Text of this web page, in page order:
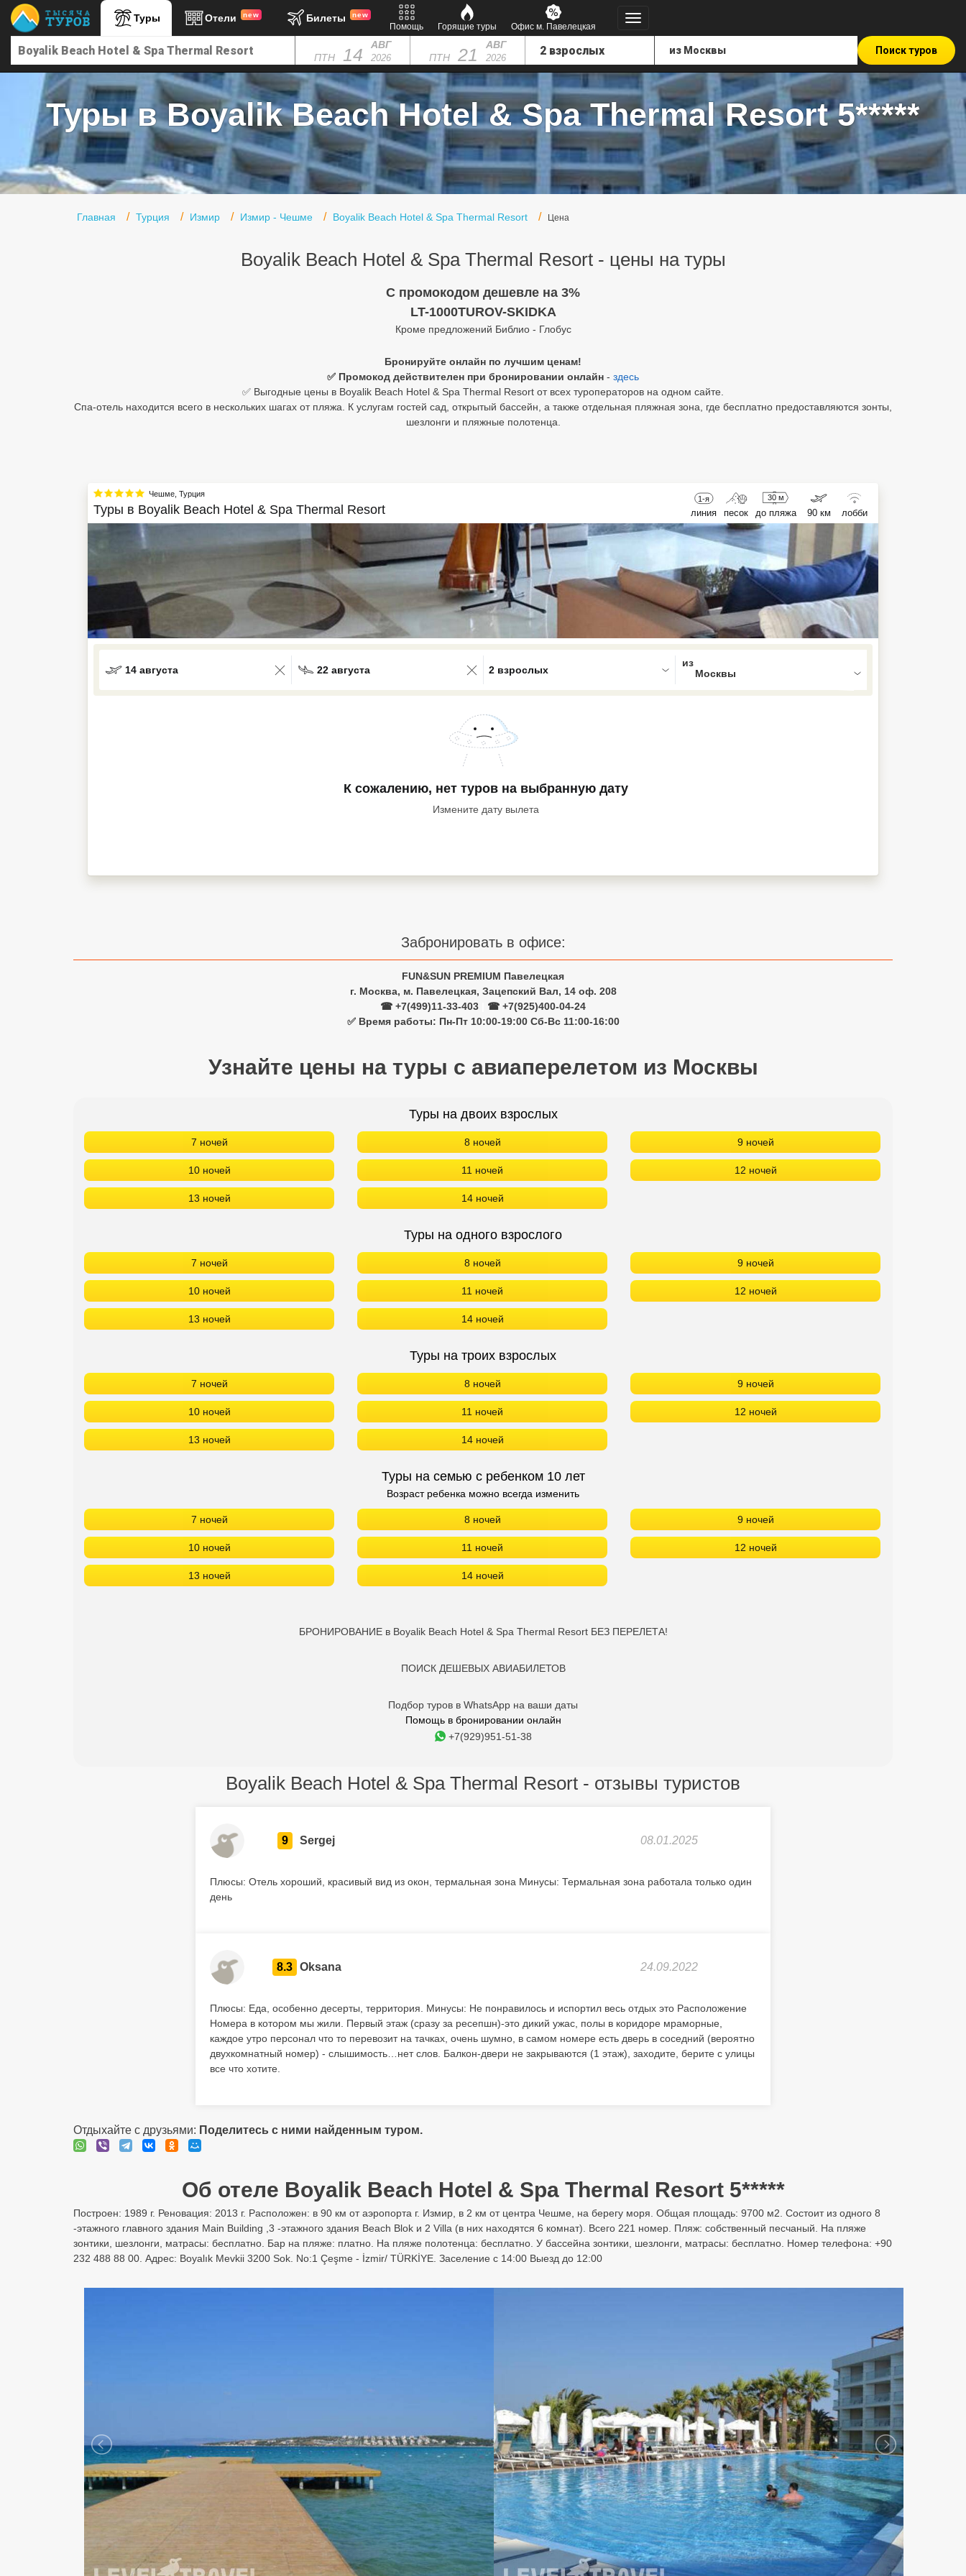
Туры Отели new Билеты new
Помощь Горящие туры Офис м. Павелецкая
ПТН 14 АВГ
2026 ПТН 21 АВГ
2026
Поиск туров
Туры в Boyalik Beach Hotel & Spa Thermal Resort 5*****
Главная Турция Измир Измир - Чешме Boyalik Beach Hotel & Spa Thermal Resort Цена
Boyalik Beach Hotel & Spa Thermal Resort - цены на туры
C промокодом дешевле на 3%
LT-1000TUROV-SKIDKA
Кроме предложений Библио - Глобус
Бронируйте онлайн по лучшим ценам!
✅ Промокод действителен при бронировании онлайн - здесь
✅ Выгодные цены в Boyalik Beach Hotel & Spa Thermal Resort от всех туроператоров на одном сайте.
Спа-отель находится всего в нескольких шагах от пляжа. К услугам гостей сад, открытый бассейн, а также отдельная пляжная зона, где бесплатно предоставляются зонты,
шезлонги и пляжные полотенца.
Чешме, Турция
Туры в Boyalik Beach Hotel & Spa Thermal Resort
1-я
линия песок
30 м
до пляжа 90 км лобби
14 августа 22 августа
0 results available. Select is focused , press Down to open the menu,
2 взрослых
К сожалению, нет туров на выбранную дату
Измените дату вылета
Забронировать в офисе:
FUN&SUN PREMIUM Павелецкая
г. Москва, м. Павелецкая, Зацепский Вал, 14 оф. 208
☎ +7(499)11-33-403
☎ +7(925)400-04-24
✅ Время работы: Пн-Пт 10:00-19:00 Сб-Вс 11:00-16:00
Узнайте цены на туры с авиаперелетом из Москвы
Туры на двоих взрослых
7 ночей 8 ночей 9 ночей
10 ночей 11 ночей 12 ночей
13 ночей 14 ночей
Туры на одного взрослого
7 ночей 8 ночей 9 ночей
10 ночей 11 ночей 12 ночей
13 ночей 14 ночей
Туры на троих взрослых
7 ночей 8 ночей 9 ночей
10 ночей 11 ночей 12 ночей
13 ночей 14 ночей
Туры на семью с ребенком 10 лет
Возраст ребенка можно всегда изменить
7 ночей 8 ночей 9 ночей
10 ночей 11 ночей 12 ночей
13 ночей 14 ночей
БРОНИРОВАНИЕ в Boyalik Beach Hotel & Spa Thermal Resort БЕЗ ПЕРЕЛЕТА!
ПОИСК ДЕШЕВЫХ АВИАБИЛЕТОВ
Подбор туров в WhatsApp на ваши даты
Помощь в бронировании онлайн
+7(929)951-51-38
Boyalik Beach Hotel & Spa Thermal Resort - отзывы туристов
9 Sergej 08.01.2025
Плюсы: Отель хороший, красивый вид из окон, термальная зона Минусы: Термальная зона работала только один
день
8.3 Oksana 24.09.2022
Плюсы: Еда, особенно десерты, территория. Минусы: Не понравилось и испортил весь отдых это Расположение
Номера в котором мы жили. Первый этаж (сразу за ресепшн)-это дикий ужас, полы в коридоре мраморные,
каждое утро персонал что то перевозит на тачках, очень шумно, в самом номере есть дверь в соседний (вероятно
двухкомнатный номер) - слышимость…нет слов. Балкон-двери не закрываются (1 этаж), заходите, берите с улицы
все что хотите.
Отдыхайте с друзьями: Поделитесь с ними найденным туром.
Об отеле Boyalik Beach Hotel & Spa Thermal Resort 5*****
Построен: 1989 г. Реновация: 2013 г. Расположен: в 90 км от аэропорта г. Измир, в 2 км от центра Чешме, на берегу моря. Общая площадь: 9700 м2. Состоит из одного 8
-этажного главного здания Main Building ,3 -этажного здания Beach Blok и 2 Villa (в них находятся 6 комнат). Всего 221 номер. Пляж: собственный песчаный. На пляже
зонтики, шезлонги, матрасы: бесплатно. Бар на пляже: платно. На пляже полотенца: бесплатно. У бассейна зонтики, шезлонги, матрасы: бесплатно. Номер телефона: +90
232 488 88 00. Адрес: Boyalık Mevkii 3200 Sok. No:1 Çeşme - İzmir/ TÜRKİYE. Заселение с 14:00 Выезд до 12:00
Главная
Туры в Турцию
Туры в Египет
Туры в ОАЭ
Офис г. Москва
Северный Гоа
Большой Сочи
Сетевые отели Вьетнама
Сетевые отели Сейшел
Сетевые отели Маврикия